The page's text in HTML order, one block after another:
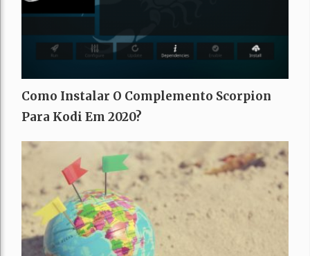
Como Instalar O Complemento Scorpion
Para Kodi Em 2020?